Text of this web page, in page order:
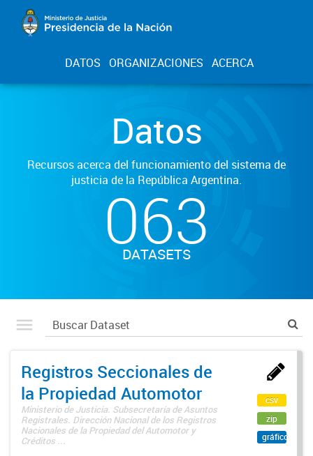
DATOS ORGANIZACIONES ACERCA
Datos
Recursos acerca del funcionamiento del sistema de
justicia de la República Argentina.
063
DATASETS
Registros Seccionales de
la Propiedad Automotor
Ministerio de Justicia. Subsecretaría de Asuntos
Registrales. Dirección Nacional de los Registros
Nacionales de la Propiedad del Automotor y
Créditos ...
csv
zip
gráfico